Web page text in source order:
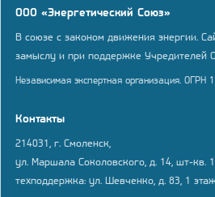
ООО «Энергетический Союз»
В союзе с законом движения энергии.
замыслу и при поддержке Учредителей
Независимая экспертная организация. ОГРН
Контакты
214031, г. Смоленск,
ул. Маршала Соколовского, д. 14, шт-кв.
техподдержка: ул. Шевченко, д. 83, 1